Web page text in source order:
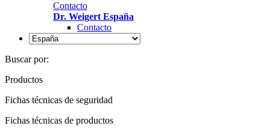
Contacto
Dr. Weigert España
Contacto
Buscar por:
Productos
Fichas técnicas de seguridad
Fichas técnicas de productos